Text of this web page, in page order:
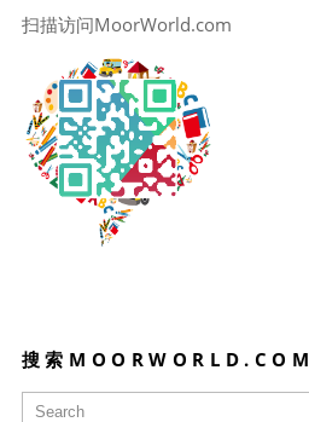
扫描访问MoorWorld.com
搜索MOORWORLD.COM